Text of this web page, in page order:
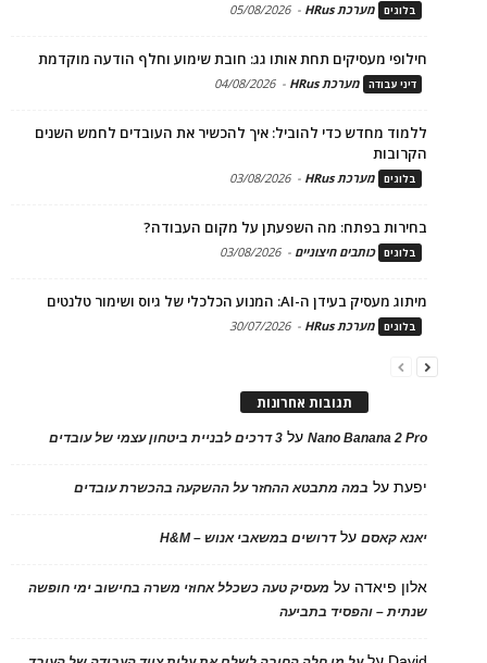
בלוגים מערכת HRus -
05/08/2026
חילופי מעסיקים תחת אותו גג: חובת שימוע וחלף הודעה מוקדמת
דיני עבודה מערכת HRus -
04/08/2026
ללמוד מחדש כדי להוביל: איך להכשיר את העובדים לחמש השנים
הקרובות
בלוגים מערכת HRus -
03/08/2026
בחירות בפתח: מה השפעתן על מקום העבודה?
בלוגים כותבים חיצוניים -
03/08/2026
מיתוג מעסיק בעידן ה-AI: המנוע הכלכלי של גיוס ושימור טלנטים
בלוגים מערכת HRus -
30/07/2026
תגובות אחרונות
Nano Banana 2 Proעל 3 דרכים לבניית ביטחון עצמי של עובדים
יפעתעל במה מתבטא ההחזר על ההשקעה בהכשרת עובדים
יאנא קאסםעלדרושים במשאבי אנוש – H&M
אלון פיאדה על מעסיק טעה כשכלל אחוזי משרה בחישוב ימי חופשה
שנתית – והפסיד בתביעה